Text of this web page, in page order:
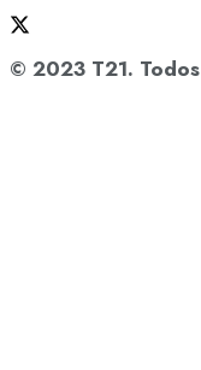
© 2023 T21.